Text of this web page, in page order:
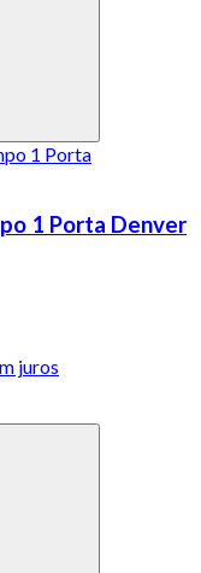
1 Porta Denver
juros